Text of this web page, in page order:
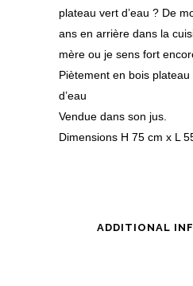
plateau vert d’eau ? De
ans en arrière dans la
mère ou je sens fort
Piètement en bois
d’eau
Vendue dans son jus.
Dimensions H 75 cm x L
ADDITIONAL